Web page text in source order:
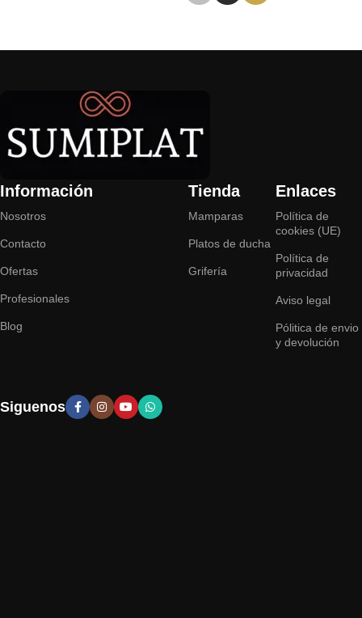
Información
Nosotros
Contacto
Ofertas
Profesionales
Blog
Tienda
Mamparas
Platos de ducha
Grifería
Enlaces
Política de
cookies (UE)
Política de
privacidad
Aviso legal
Pólitica de envio
y devolución
Siguenos